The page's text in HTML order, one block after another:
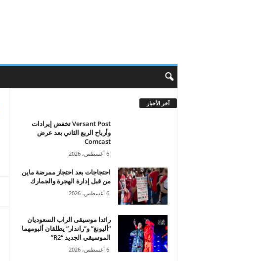
آخر الأخبار
Versant Post تخفض إيرادات
وأرباح الربع الثاني بعد عرض
Comcast
6 أغسطس، 2026
احتجاجات بعد احتجاز ممرضة ماين
من قبل إدارة الهجرة والجمارك
6 أغسطس، 2026
رائدا موسيقى الراب السعوديان
“أليونغ” و”راندار” يطلقان ألبومهما
الموسيقي الجديد “R2”
6 أغسطس، 2026